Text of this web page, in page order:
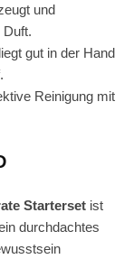
und
Duft.
gut in der Hand
Reinigung mit
Starterset ist
durchdachtes